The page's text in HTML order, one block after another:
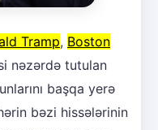
Tramp, Boston
nəzərdə tutulan
başqa yerə
bəzi hissələrinin